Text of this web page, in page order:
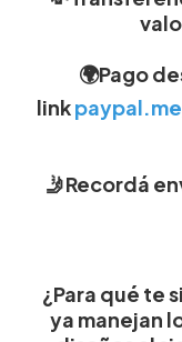
🌍Pago
link
🤳Recordá
¿Para qué te
ya manejan